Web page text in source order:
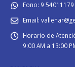
Fono: 9 54011179
Email:
Horario de
9:00 AM a 13:00